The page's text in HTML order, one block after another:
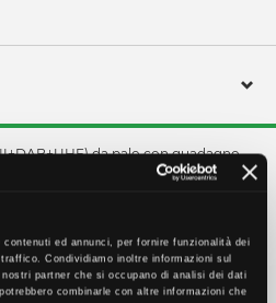
ed annunci, per fornire funzionalità dei
Condividiamo inoltre informazioni sul
partner che si occupano di analisi dei dati
combinarle con altre informazioni che
da palo con guadagno
in banda UHF, amplificazioni
5G a 694MHz.